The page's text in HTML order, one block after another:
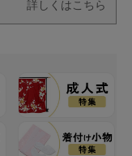
詳しくはこちら